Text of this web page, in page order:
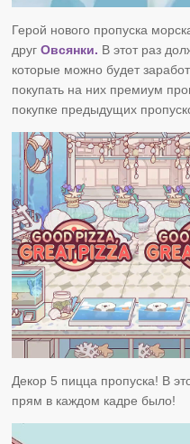
Герой нового пропуска
другОвсянки. В этот раз
которые можно будет
покупать на них премиум
покупке предыдущих
Декор 5 пицца пропуска! В
прям в каждом кадре было!